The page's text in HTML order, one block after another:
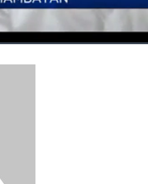
#plts #energi surya